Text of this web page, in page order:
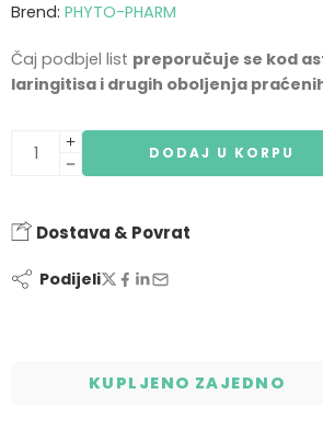
Brend: PHYTO-PHARM
Čaj podbjel list preporučuje se kod
laringitisa i drugih oboljenja
DODAJ U KORPU
Dostava & Povrat
Podijeli
KUPLJENO ZAJEDNO